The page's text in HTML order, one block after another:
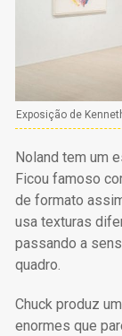
Exposição de
Noland tem um
Ficou famoso
de formato
usa texturas
passando a
quadro.
Chuck produz
enormes que